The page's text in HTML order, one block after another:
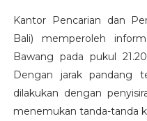
Kantor Pencarian dan
Bali) memperoleh
Bawang pada pukul
Dengan jarak pandang
dilakukan dengan
menemukan tanda-tanda